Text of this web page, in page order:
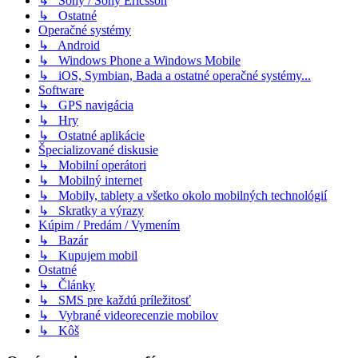
↳ Ostatné
Operačné systémy
↳ Android
↳ Windows Phone a Windows Mobile
↳ iOS, Symbian, Bada a ostatné operačné systémy...
Software
↳ GPS navigácia
↳ Hry
↳ Ostatné aplikácie
Špecializované diskusie
↳ Mobilní operátori
↳ Mobilný internet
↳ Mobily, tablety a všetko okolo mobilných technológií
↳ Skratky a výrazy
Kúpim / Predám / Vymením
↳ Bazár
↳ Kupujem mobil
Ostatné
↳ Články
↳ SMS pre každú príležitosť
↳ Vybrané videorecenzie mobilov
↳ Kôš